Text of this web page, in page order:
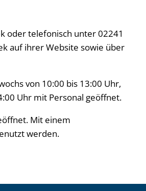
oder telefonisch unter 02241
auf ihrer Website sowie über
von 10:00 bis 13:00 Uhr,
Uhr mit Personal geöffnet.
Mit einem
werden.